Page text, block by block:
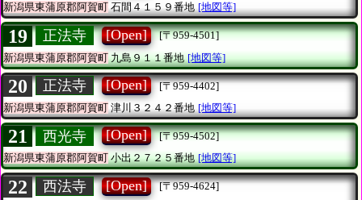
新潟県東蒲原郡阿賀町石間４１５９番地 [地図等]
19 正法寺 [Open]
[〒959-4501]
新潟県東蒲原郡阿賀町九島９１１番地 [地図等]
20 正法寺 [Open]
[〒959-4402]
新潟県東蒲原郡阿賀町 津川３２４２番地 [地図等]
21 西光寺 [Open]
[〒959-4502]
新潟県東蒲原郡阿賀町小出２７２５番地 [地図等]
22 西法寺 [Open]
[〒959-4624]